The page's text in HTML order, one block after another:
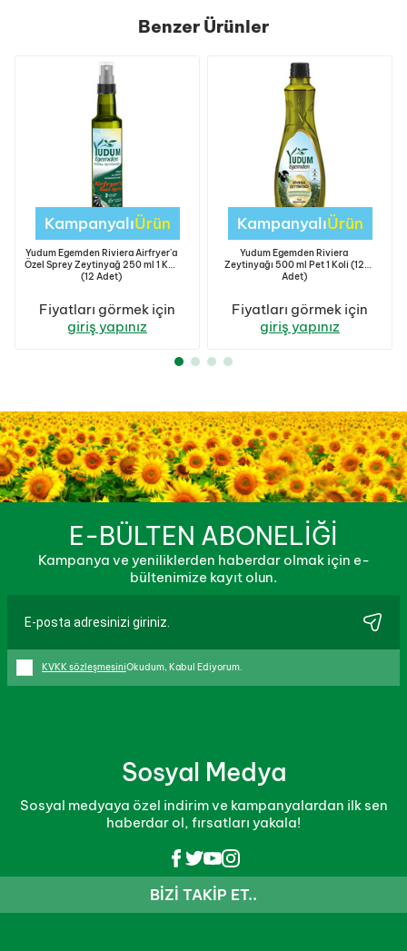
Benzer Ürünler
KampanyalıÜrün
Yudum Egemden Riviera Airfryer'a
Özel Sprey Zeytinyağ 250 ml 1 Koli
(12 Adet)
Fiyatları görmek için
giriş yapınız
KampanyalıÜrün
Yudum Egemden Riviera
Zeytinyağı 500 ml Pet 1 Koli (12
Adet)
Fiyatları görmek için
giriş yapınız
E-BÜLTEN ABONELİĞİ
Kampanya ve yeniliklerden haberdar olmak için e-
bültenimize kayıt olun.
KVKK sözleşmesiniOkudum, Kabul Ediyorum.
Sosyal Medya
Sosyal medyaya özel indirim ve kampanyalardan ilk sen
haberdar ol, fırsatları yakala!
BIZI TAKIP ET..